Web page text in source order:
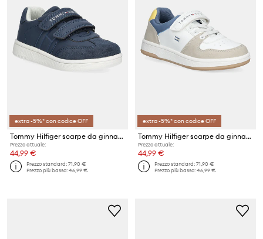
extra -5%* con codice OFF
Tommy Hilfiger scarpe da ginnastica per bambini
Prezzo attuale:
44,99 €
Prezzo standard:71,90 €
Prezzo più basso:46,99 €
extra -5%* con codice OFF
Tommy Hilfiger scarpe da ginnastica per bambini
Prezzo attuale:
44,99 €
Prezzo standard:71,90 €
Prezzo più basso:46,99 €